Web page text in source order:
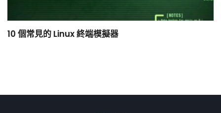
10 個常見的 Linux 終端模擬器